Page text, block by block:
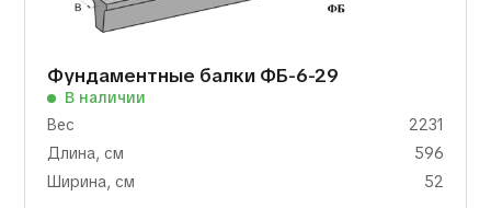
Фундаментные балки ФБ-6-29
В наличии
Вес
2231
Длина, см
596
Ширина, см
52